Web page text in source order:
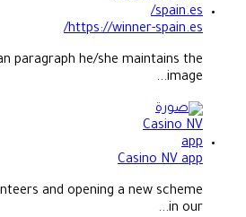
https://winner-spain.es/
paragraph he/she maintains the
image...
Casino NV app
and opening a new scheme
in our...